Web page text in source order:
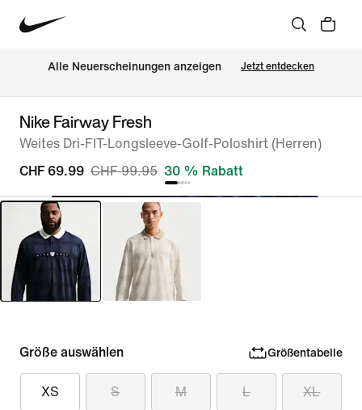
Alle Neuerscheinungen anzeigen Jetzt entdecken
Nike Fairway Fresh
Weites Dri-FIT-Longsleeve-Golf-Poloshirt (Herren)
CHF 69.99 CHF 99.95 30 % Rabatt
Größe auswählen Größentabelle
XS S M L XL